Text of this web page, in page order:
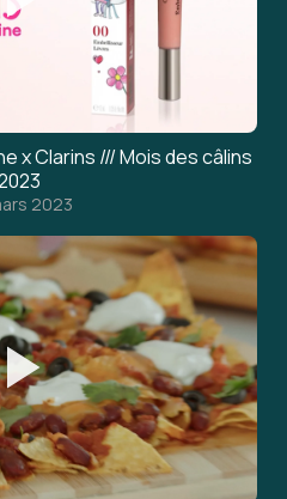
x Clarins /// Mois des câlins
2023